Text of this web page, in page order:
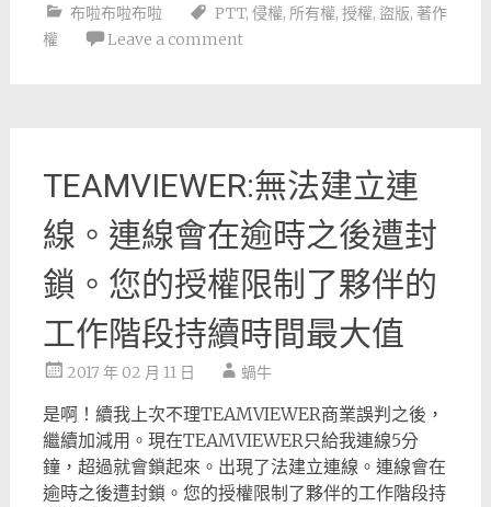
布啦布啦布啦 PTT, 侵權, 所有權, 授權, 盜版, 著作
權
Leave a comment
TEAMVIEWER:無法建立連
線。連線會在逾時之後遭封
鎖。您的授權限制了夥伴的
工作階段持續時間最大值
2017 年 02 月 11 日 蝸牛
是啊！續我上次不理TEAMVIEWER商業誤判之後，
繼續加減用。現在TEAMVIEWER只給我連線5分
鐘，超過就會鎖起來。出現了法建立連線。連線會在
逾時之後遭封鎖。您的授權限制了夥伴的工作階段持